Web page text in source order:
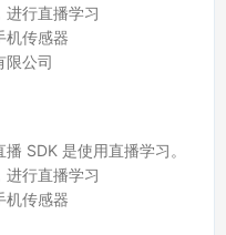
进行直播学习
机传感器
限公司
SDK 是使用直播学习。
进行直播学习
机传感器